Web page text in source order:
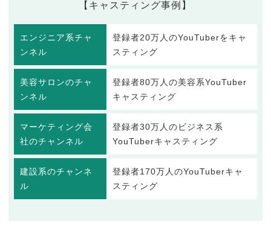
【キャスティング事例】
エンジニア系チャ
ンネル
登録者20万人のYouTuberをキャ
スティング
美容サロンのチャ
ンネル
登録者80万人の美容系YouTuber
キャスティング
マーケティング会
社のチャンネル
登録者30万人のビジネス系
YouTuberキャスティング
建設系のチャンネ
ル
登録者170万人のYouTuberキャ
スティング